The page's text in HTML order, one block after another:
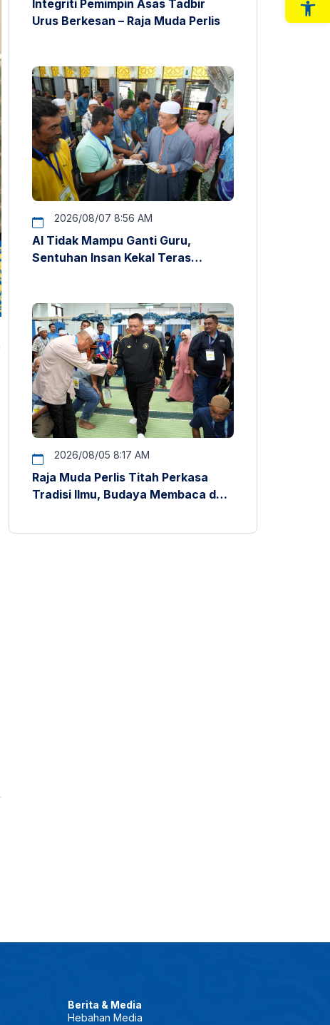
Integriti Pemimpin Asas Tadbir
Urus Berkesan – Raja Muda Perlis
2026/08/07 8:56 AM
AI Tidak Mampu Ganti Guru,
Sentuhan Insan Kekal Teras
2026/08/05 8:17 AM
Raja Muda Perlis Titah Perkasa
Tradisi Ilmu, Budaya Membaca dan
Berita & Media
Hebahan Media